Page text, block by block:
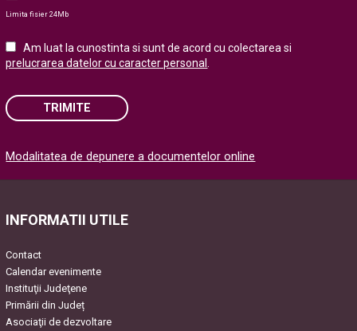
Limita fisier 24Mb
Am luat la cunostinta si sunt de acord cu colectarea si
prelucrarea datelor cu caracter personal
TRIMITE
Please
empty.
Modalitatea de depunere a documentelor online
INFORMATII UTILE
Contact
Calendar evenimente
Instituţii Judeţene
Primării din Județ
Asociaţii de dezvoltare